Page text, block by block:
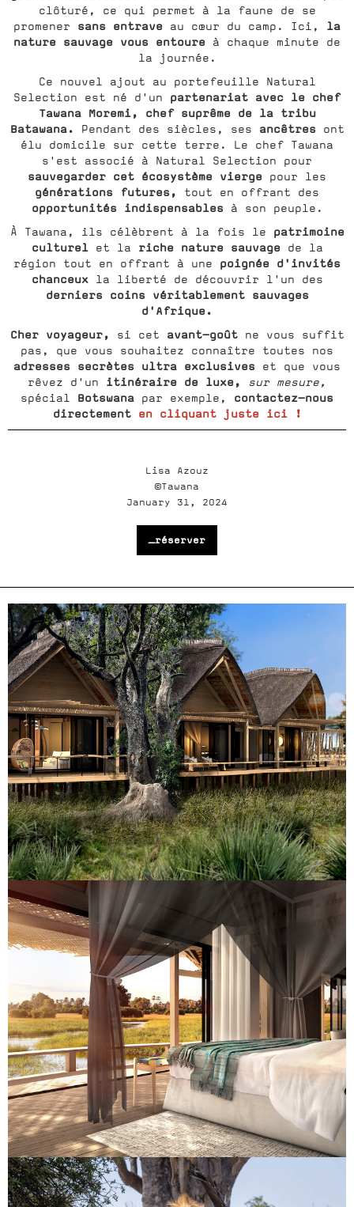
clôturé, ce qui permet à la faune de se
promener sans entrave au cœur du camp. Ici, la
nature sauvage vous entoure à chaque minute de
la journée.
Ce nouvel ajout au portefeuille Natural
Selection est né d'un partenariat avec le chef
Tawana Moremi, chef suprême de la tribu
Batawana. Pendant des siècles, ses ancêtres
ont
élu domicile sur cette terre. Le chef Tawana
s'est associé à Natural Selection pour
sauvegarder cet écosystème vierge pour les
générations futures, tout en offrant des
opportunités indispensables
à son peuple.
À Tawana, ils célèbrent à la fois le patrimoine
culturel
et la riche nature sauvagede la
région tout en offrant à une poignée d'invités
chanceuxla liberté de découvrir l'un des
derniers coins véritablement sauvages
d'Afrique.
Cher voyageur, si cet avant-goûtne vous suffit
pas, que vous souhaitez connaître toutes nos
adresses secrètes ultra exclusives et que vous
rêvez d'un itinéraire de luxe,
sur mesure,
spécial Botswana par exemple, contactez-nous
directement en cliquant juste ici !
Lisa Azouz
©Tawana
January 31, 2024
_réserver